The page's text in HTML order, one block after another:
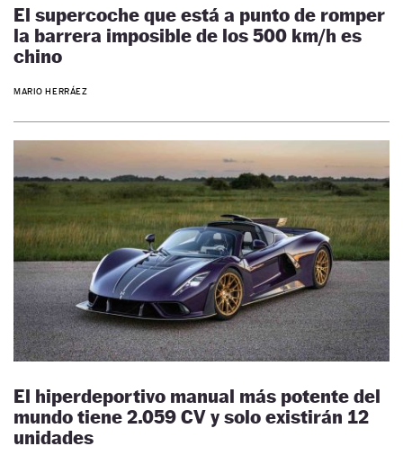
El supercoche que está a punto de romper
la barrera imposible de los 500 km/h es
chino
MARIO HERRÁEZ
El hiperdeportivo manual más potente del
mundo tiene 2.059 CV y solo existirán 12
unidades